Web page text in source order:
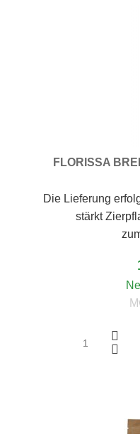
FLORISSA
Die Lieferung
stärkt